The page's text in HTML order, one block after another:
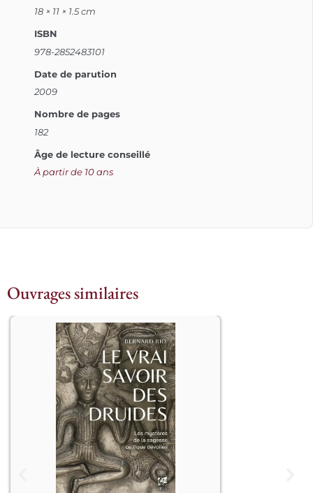
18 × 11 × 1.5 cm
ISBN
978-2852483101
Date de parution
2009
Nombre de pages
182
Âge de lecture conseillé
À partir de 10 ans
Ouvrages similaires
									Les
mystères de la sagesse celtique
dévoilés – Découvrez une philosophie
ancestrale d’une incroyable
modernité.
Que sait-on des druides et de leur
enseignement ? Les historiens grecs
et latins les surnommaient « les très
savants ». Ils prétendaient également
que le philosophe et mathématicien